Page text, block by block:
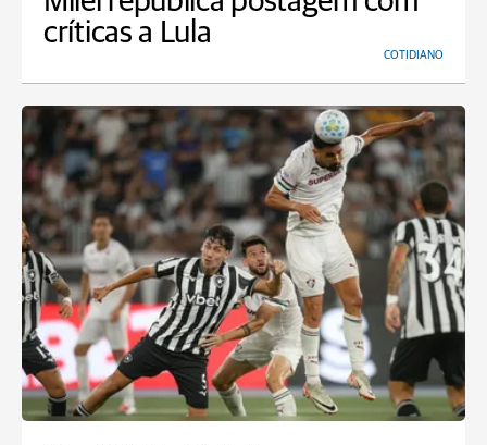
críticas a Lula
COTIDIANO